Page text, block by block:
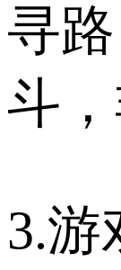
寻
斗
3.游